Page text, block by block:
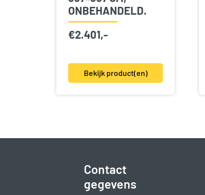
ONBEHANDELD.
€2.401,-
Bekijk product(en)
Contact
gegevens